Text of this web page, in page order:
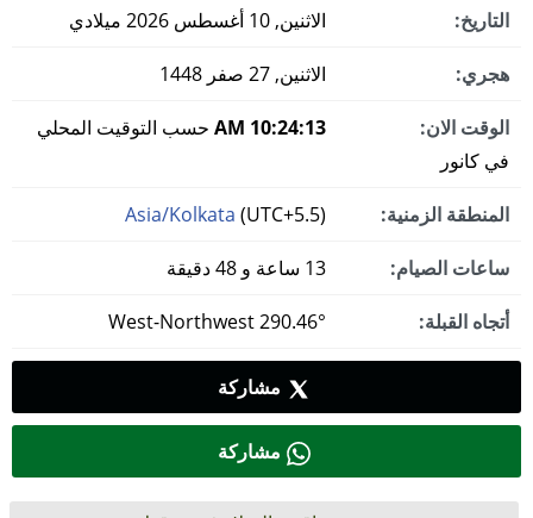
التاريخ: الاثنين, 10 أغسطس 2026 ميلادي
هجري: الاثنين, 27 صفر 1448
الوقت الان: 10:24:13 AM
حسب التوقيت المحلي
في كانور
المنطقة الزمنية: Asia/Kolkata (UTC+5.5)
ساعات الصيام:
أتجاه القبلة:
مشاركة
مشاركة